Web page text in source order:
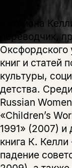
Катриона
переводчик,
Оксфордского
книг и статей
культуры,
детства.
Russian
«Children’s
1991» (2007) и
книга К.
падение